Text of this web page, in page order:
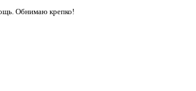
Обнимаю крепко!